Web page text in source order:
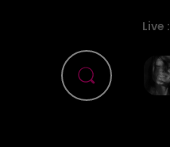
Live :